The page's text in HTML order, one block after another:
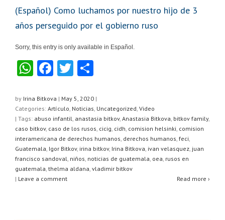
(Español) Como luchamos por nuestro hijo de 3
años perseguido por el gobierno ruso
Sorry, this entry is only available in Español.
W
at
s
A
p
p
F
c
e
b
o
o
k
T
tt
er
ar
e
by Irina Bitkova | May 5, 2020 |
Categories: Artículo, Noticias, Uncategorized, Video
| Tags: abuso infantil, anastasia bitkov, Anastasia Bitkova, bitkov family,
caso bitkov, caso de los rusos, cicig, cidh, comision helsinki, comision
interamericana de derechos humanos, derechos humanos, feci,
Guatemala, Igor Bitkov, irina bitkov, Irina Bitkova, ivan velasquez, juan
francisco sandoval, niños, noticias de guatemala, oea, rusos en
guatemala, thelma aldana, vladimir bitkov
| Leave a comment Read more ›